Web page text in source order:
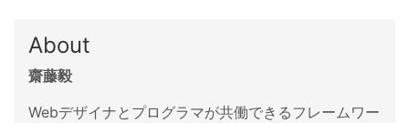
About
齋藤毅
Webデザイナとプログラマが共働できるフレームワー